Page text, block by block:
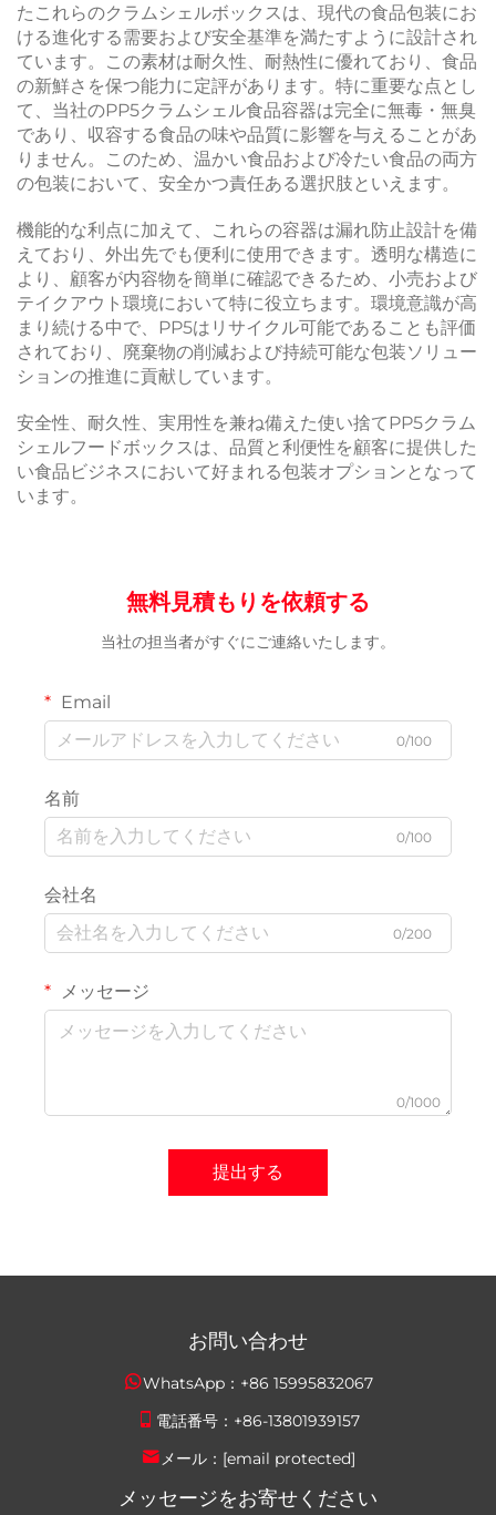
たこれらのクラムシェルボックスは、現代の食品包装にお
ける進化する需要および安全基準を満たすように設計され
ています。この素材は耐久性、耐熱性に優れており、食品
の新鮮さを保つ能力に定評があります。特に重要な点とし
て、当社のPP5クラムシェル食品容器は完全に無毒・無臭
であり、収容する食品の味や品質に影響を与えることがあ
りません。このため、温かい食品および冷たい食品の両方
の包装において、安全かつ責任ある選択肢といえます。
機能的な利点に加えて、これらの容器は漏れ防止設計を備
えており、外出先でも便利に使用できます。透明な構造に
より、顧客が内容物を簡単に確認できるため、小売および
テイクアウト環境において特に役立ちます。環境意識が高
まり続ける中で、PP5はリサイクル可能であることも評価
されており、廃棄物の削減および持続可能な包装ソリュー
ションの推進に貢献しています。
安全性、耐久性、実用性を兼ね備えた使い捨てPP5クラム
シェルフードボックスは、品質と利便性を顧客に提供した
い食品ビジネスにおいて好まれる包装オプションとなって
います。
無料見積もりを依頼する
当社の担当者がすぐにご連絡いたします。
Email
0/100
名前
0/100
会社名
0/200
メッセージ
0/1000
提出する
お問い合わせ
WhatsApp： +86 15995832067
電話番号： +86-13801939157
メール： [email protected]
メッセージをお寄せください